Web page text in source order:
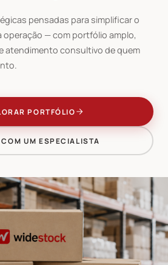
pensadas para simplificar o
— com portfólio amplo,
atendimento consultivo de quem
PORTFÓLIO
UM ESPECIALISTA